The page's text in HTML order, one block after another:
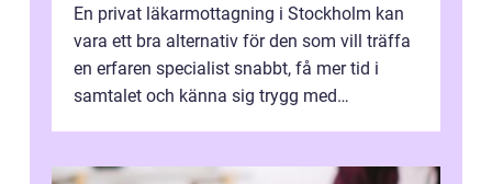
En privat läkarmottagning i Stockholm kan
vara ett bra alternativ för den som vill träffa
en erfaren specialist snabbt, få mer tid i
samtalet och känna sig trygg med